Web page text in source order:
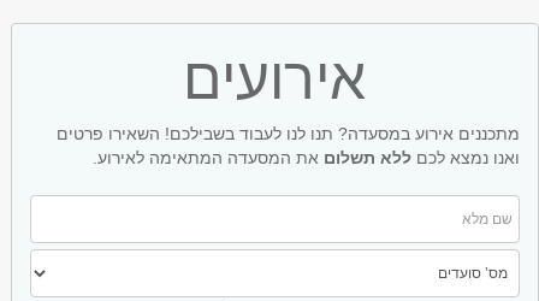
אירועים
מתכננים אירוע במסעדה? תנו לנו לעבוד בשבילכם! השאירו פרטים
ואנו נמצא לכם ללא תשלום את המסעדה המתאימה לאירוע.